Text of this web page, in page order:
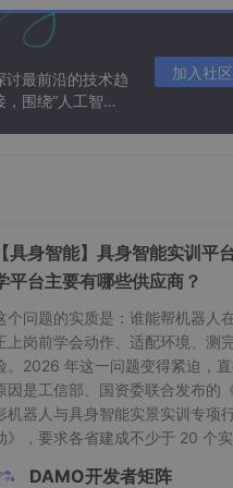
忽略高位。
钟的“容量”
相加）
讨最前沿的技术趋
围绕“人工智能
加入社区
【具身智能】具身智能实训平
平台主要有哪些供应商？
个问题的实质是：谁能帮机器人
上岗前学会动作、适配环境、测
。2026 年这一问题变得紧迫，
因是工信部、国资委联合发布的
机器人与具身智能实景实训专项
》，要求各省建成不少于 20 个实
DAMO开发者矩阵